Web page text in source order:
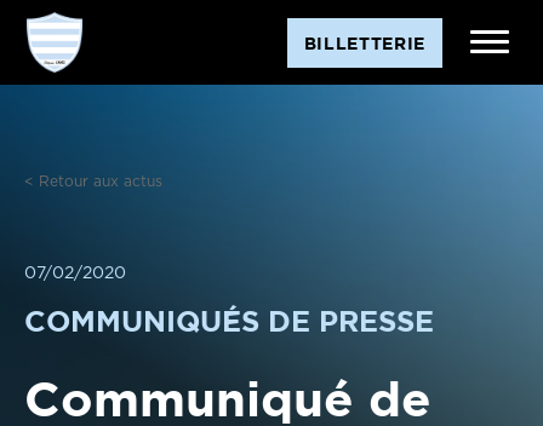
Aller
contenu
BILLETTERIE
< Retour aux actus
07/02/2020
COMMUNIQUÉS DE PRESSE
Communiqué de